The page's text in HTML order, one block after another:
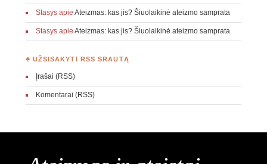
Stasysapie Ateizmas: kas jis? Šiuolaikinė ateizmo samprata
Stasysapie Ateizmas: kas jis? Šiuolaikinė ateizmo samprata
♣ UŽSISAKYTI RSS SRAUTĄ
Įrašai (RSS)
Komentarai (RSS)